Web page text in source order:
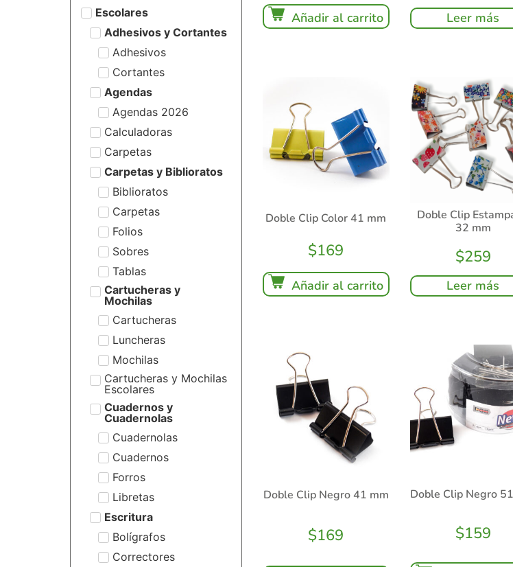
Escolares
Adhesivos y Cortantes
Adhesivos
Cortantes
Agendas
Agendas 2026
Calculadoras
Carpetas
Carpetas y Biblioratos
Biblioratos
Carpetas
Folios
Sobres
Tablas
Cartucheras y
Mochilas
Cartucheras
Luncheras
Mochilas
Cartucheras y Mochilas
Escolares
Cuadernos y
Cuadernolas
Cuadernolas
Cuadernos
Forros
Libretas
Escritura
Bolígrafos
Correctores
Añadir al carrito Leer más
Doble Clip Color 41 mm
$169
Añadir al carrito
Doble Clip
32 mm
$259
Leer más
Doble Clip Negro 41 mm
$169
Doble Clip Negro
$159